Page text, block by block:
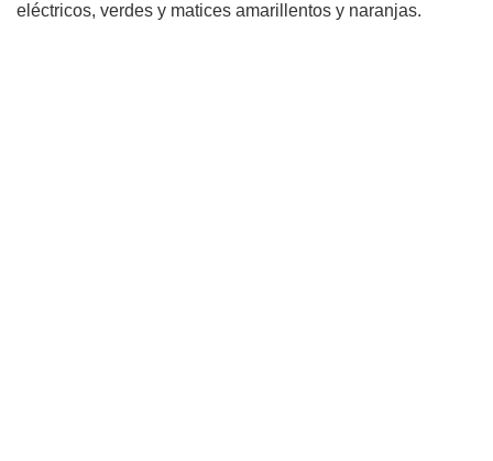
eléctricos, verdes y matices amarillentos y naranjas.